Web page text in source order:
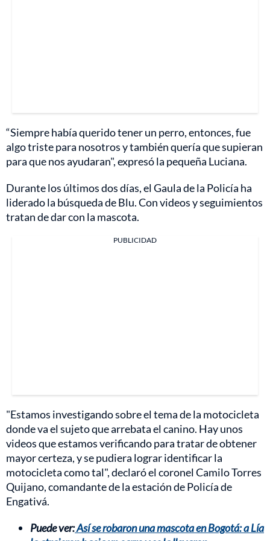
“Siempre había querido tener un perro, entonces, fue
algo triste para nosotros y también quería que supieran
para que nos ayudaran", expresó la pequeña Luciana.
Durante los últimos dos días, el Gaula de la Policía ha
liderado la búsqueda de Blu. Con videos y seguimientos
tratan de dar con la mascota.
PUBLICIDAD
"Estamos investigando sobre el tema de la motocicleta
donde va el sujeto que arrebata el canino. Hay unos
videos que estamos verificando para tratar de obtener
mayor certeza, y se pudiera lograr identificar la
motocicleta como tal", declaró el coronel Camilo Torres
Quijano, comandante de la estación de Policía de
Engativá.
Puede ver:Así se robaron una mascota en Bogotá: a Lía